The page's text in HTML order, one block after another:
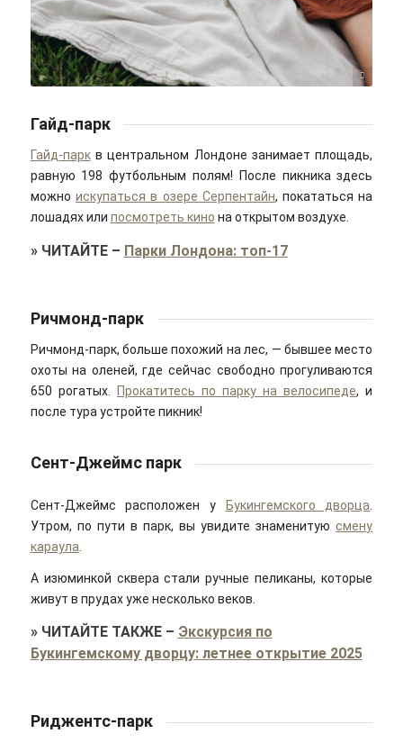
Mathilde Langevin/pexels
Гайд-парк
Гайд-паркв центральном Лондоне занимает площадь,
равную 198 футбольным полям! После пикника здесь
можно искупаться в озере Серпентайн, покататься на
лошадях или посмотреть кино на открытом воздухе.
» ЧИТАЙТЕ– Парки Лондона: топ-17
Ричмонд-парк
Ричмонд-парк, больше похожий на лес, — бывшее место
охоты на оленей, где сейчас свободно прогуливаются
650 рогатых.
Прокатитесь по парку на велосипеде, и
после тура устройте пикник!
Сент-Джеймс парк
Сент-Джеймс расположен у Букингемского дворца
Утром, по пути в парк, вы увидите знаменитуюсмену
караула
А изюминкой сквера стали ручные пеликаны, которые
живут в прудах уже несколько веков.
» ЧИТАЙТЕ ТАКЖЕ– Экскурсия по
Букингемскому дворцу: летнее открытие 2025
Риджентс-парк